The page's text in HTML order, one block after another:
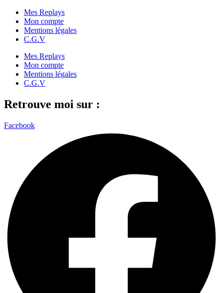
Mes Replays
Mon compte
Mentions légales
C.G.V
Mes Replays
Mon compte
Mentions légales
C.G.V
Retrouve moi sur :
Facebook